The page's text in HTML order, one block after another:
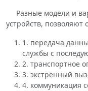
Разные модели и
устройств, позволяют
1. передача
службы с
2. транспортное
3. экстренный
4. коммуникация